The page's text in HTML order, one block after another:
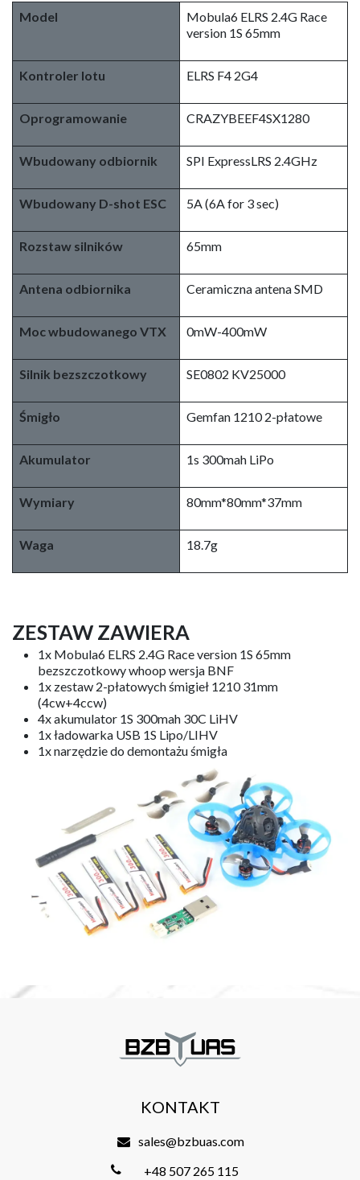
Model
Mobula6 ELRS 2.4G Race
version 1S 65mm
Kontroler lotu ELRS F4 2G4
Oprogramowanie CRAZYBEEF4SX1280
Wbudowany odbiornik SPI ExpressLRS 2.4GHz
Wbudowany D-shot ESC 5A (6A for 3 sec)
Rozstaw silników 65mm
Antena odbiornika Ceramiczna antena SMD
Moc wbudowanego VTX 0mW-400mW
Silnik bezszczotkowy SE0802 KV25000
Śmigło Gemfan 1210 2-płatowe
Akumulator 1s 300mah LiPo
Wymiary 80mm*80mm*37mm
Waga 18.7g
ZESTAW ZAWIERA
1x Mobula6 ELRS 2.4G Race version 1S 65mm
bezszczotkowy whoop wersja BNF
1x zestaw 2-płatowych śmigieł 1210 31mm
(4cw+4ccw)
4x akumulator 1S 300mah 30C LiHV
1x ładowarka USB 1S Lipo/LIHV
1x narzędzie do demontażu śmigła
KONTAKT
sales@bzbuas.com
+48 507 265 115